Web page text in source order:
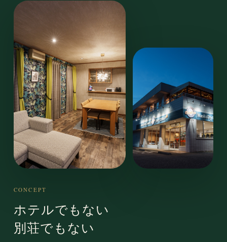
CONCEPT
ホテルでもない
別荘でもない